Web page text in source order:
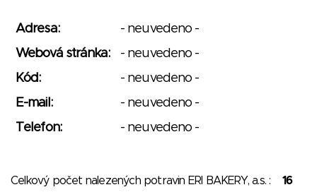
Adresa:
- neuvedeno -
Webová stránka:
- neuvedeno -
Kód:
- neuvedeno -
E-mail:
- neuvedeno -
Telefon:
- neuvedeno -
Celkový počet nalezených potravin ERI BAKERY, a.s. :16